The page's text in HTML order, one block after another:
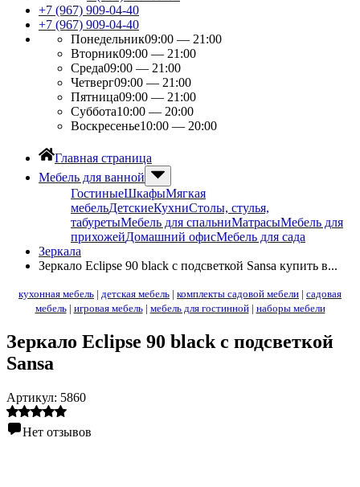
+7 (967) 909-04-40
+7 (967) 909-04-40
Понедельник09:00 — 21:00
Вторник09:00 — 21:00
Среда09:00 — 21:00
Четверг09:00 — 21:00
Пятница09:00 — 21:00
Суббота10:00 — 20:00
Воскресенье10:00 — 20:00
Главная страница
Мебель для ванной
ГостиныеШкафыМягкая
мебельДетскиеКухниСтолы, стулья,
табуретыМебель для спальниМатрасыМебель для
прихожейДомашний офисМебель для сада
Зеркала
Зеркало Eclipse 90 black с подсветкой Sansa купить в...
кухонная мебель | детская мебель | комплекты садовой мебели | садовая
мебель| игровая мебель| мебель для гостинной| наборы мебели
Зеркало Eclipse 90 black с подсветкой
Sansa
Артикул: 5860
Нет отзывов